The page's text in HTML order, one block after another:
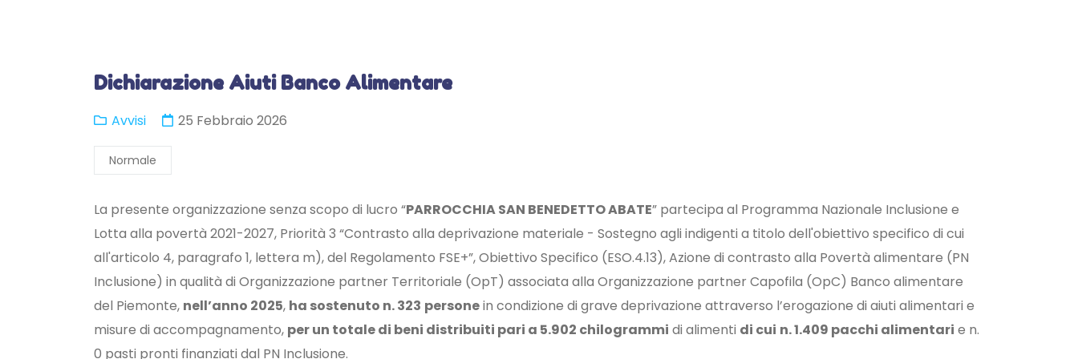
Dichiarazione Aiuti Banco Alimentare
Avvisi 25 Febbraio 2026
Normale
La presente organizzazione senza scopo di lucro “PARROCCHIA SAN BENEDETTO ABATE” partecipa al Programma Nazionale Inclusione e
Lotta alla povertà 2021-2027, Priorità 3 “Contrasto alla deprivazione materiale - Sostegno agli indigenti a titolo dell'obiettivo specifico di cui
all'articolo 4, paragrafo 1, lettera m), del Regolamento FSE+”, Obiettivo Specifico (ESO.4.13), Azione di contrasto alla Povertà alimentare (PN
Inclusione) in qualità di Organizzazione partner Territoriale (OpT) associata alla Organizzazione partner Capofila (OpC) Banco alimentare
del Piemonte, nell’anno 2025, ha sostenuto n. 323 personein condizione di grave deprivazione attraverso l’erogazione di aiuti alimentari e
misure di accompagnamento, per un totale di beni distribuiti pari a 5.902 chilogrammi di alimenti di cui n. 1.409 pacchi alimentari e n.
0 pasti pronti finanziati dal PN Inclusione.